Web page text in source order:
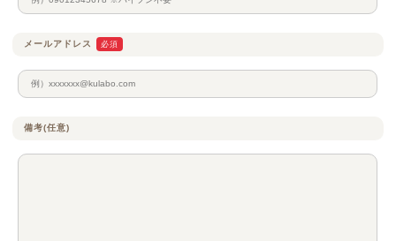
メールアドレス 必須
備考(任意)